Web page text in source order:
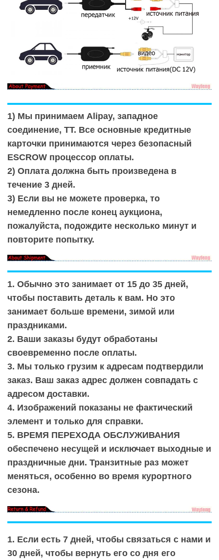
1) Мы принимаем Alipay, западное
соединение, TT. Все основные кредитные
карточки принимаются через безопасный
ESCROW процессор оплаты.
2) Оплата должна быть произведена в
течение 3 дней.
3) Если вы не можете проверка, то
немедленно после конец аукциона,
пожалуйста, подождите несколько минут и
повторите попытку.
1. Обычно это занимает от 15 до 35 дней,
чтобы поставить деталь к вам. Но это
занимает больше времени, зимой или
праздниками.
2. Ваши заказы будут обработаны
своевременно после оплаты.
3. Мы только грузим к адресам подтвердили
заказ. Ваш заказ адрес должен совпадать с
адресом доставки.
4. Изображений показаны не фактический
элемент и только для справки.
5. ВРЕМЯ ПЕРЕХОДА ОБСЛУЖИВАНИЯ
обеспечено несущей и исключает выходные и
праздничные дни. Транзитные раз может
меняться, особенно во время курортного
сезона.
1. Если есть 7 дней, чтобы связаться с нами и
30 дней, чтобы вернуть его со дня его